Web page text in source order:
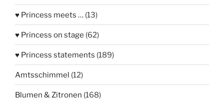
♥ Princess meets … (13)
♥ Princess on stage (62)
♥ Princess statements (189)
Amtsschimmel (12)
Blumen & Zitronen (168)